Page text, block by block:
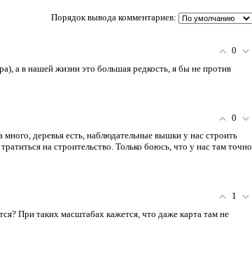
Порядок вывода комментариев:
0
а в нашей жизни это большая редкость, я бы не против
0
много, деревья есть, наблюдательные вышки у нас строить
на строительство. Только боюсь, что у нас там точно
1
При таких масштабах кажется, что даже карта там не